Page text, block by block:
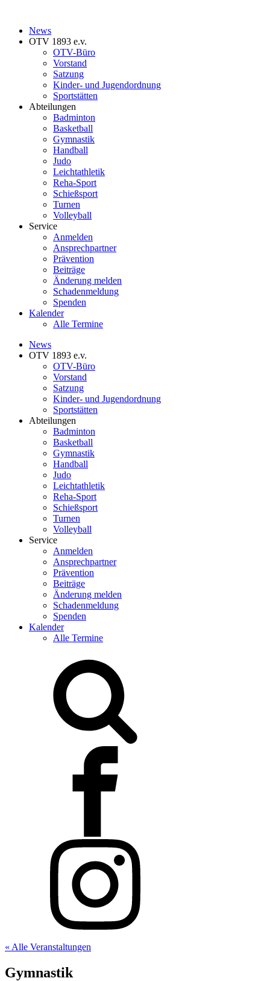
News
OTV 1893 e.v.
OTV-Büro
Vorstand
Satzung
Kinder- und Jugendordnung
Sportstätten
Abteilungen
Badminton
Basketball
Gymnastik
Handball
Judo
Leichtathletik
Reha-Sport
Schießsport
Turnen
Volleyball
Service
Anmelden
Ansprechpartner
Prävention
Beiträge
Änderung melden
Schadenmeldung
Spenden
Kalender
Alle Termine
News
OTV 1893 e.v.
OTV-Büro
Vorstand
Satzung
Kinder- und Jugendordnung
Sportstätten
Abteilungen
Badminton
Basketball
Gymnastik
Handball
Judo
Leichtathletik
Reha-Sport
Schießsport
Turnen
Volleyball
Service
Anmelden
Ansprechpartner
Prävention
Beiträge
Änderung melden
Schadenmeldung
Spenden
Kalender
Alle Termine
« Alle Veranstaltungen
Gymnastik